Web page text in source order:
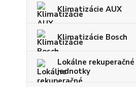
Klimatizácie AUX
Klimatizácie Bosch
Lokálne rekuperačné
jednotky